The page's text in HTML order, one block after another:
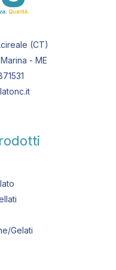
(CT)
- ME
Gelati